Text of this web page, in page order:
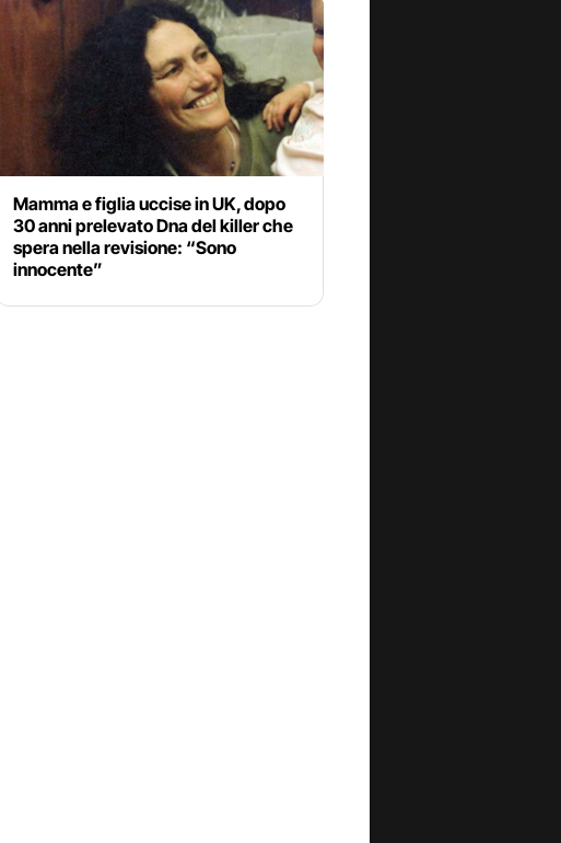
Mamma e figlia uccise in UK, dopo
30 anni prelevato Dna del killer che
spera nella revisione: “Sono
innocente”